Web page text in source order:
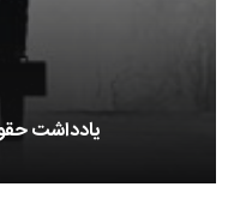
یادداشت